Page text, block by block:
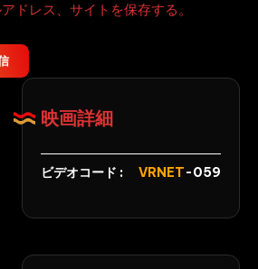
ドレス、サイトを保存する。
映画詳細
ビデオコード : VRNET-059